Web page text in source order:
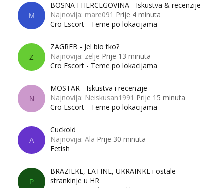
M
BOSNA I HERCEGOVINA - Iskustva & recenzije
Najnovija: mare091 Prije 4 minuta
Cro Escort - Teme po lokacijama
Z
ZAGREB - Jel bio tko?
Najnovija: zelje Prije 13 minuta
Cro Escort - Teme po lokacijama
N
MOSTAR - Iskustva i recenzije
Najnovija: Neiskusan1991 Prije 15 minuta
Cro Escort - Teme po lokacijama
A
Cuckold
Najnovija: Ala Prije 30 minuta
Fetish
P
BRAZILKE, LATINE, UKRAINKE i ostale
strankinje u HR